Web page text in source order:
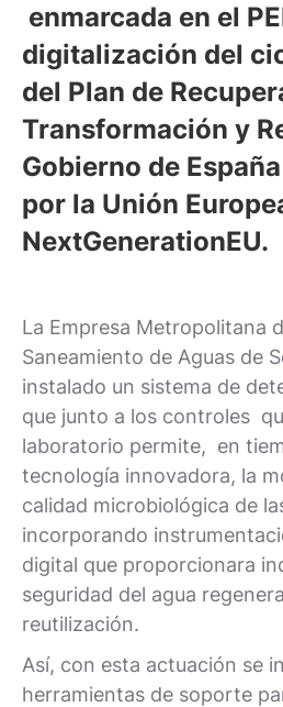
enmarcada en el
digitalización del
del Plan de
Transformación y
Gobierno de
por la Unión
NextGenerationEU.
La Empresa Metropolitana
Saneamiento de Aguas de
instalado un sistema de
que junto a los controles
laboratorio permite, en
tecnología innovadora, la
calidad microbiológica de
incorporando
digital que proporcionara
seguridad del agua
reutilización.
Así, con esta actuación se
herramientas de soporte